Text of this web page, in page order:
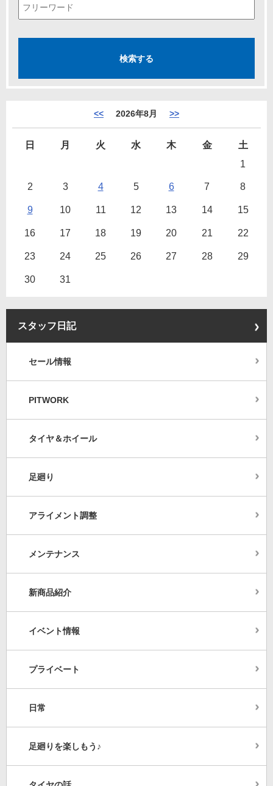
<< 2026年8月 >>
日 月 火 水 木 金
土
1
2 3 4 5 6 7 8
9 10 11 12 13 14 15
16 17 18 19 20 21 22
23 24 25 26 27 28 29
30 31
スタッフ日記
セール情報
PITWORK
タイヤ＆ホイール
足廻り
アライメント調整
メンテナンス
新商品紹介
イベント情報
プライベート
日常
足廻りを楽しもう♪